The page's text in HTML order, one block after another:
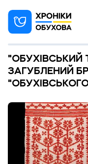
ЗАГУБЛЕНИЙ